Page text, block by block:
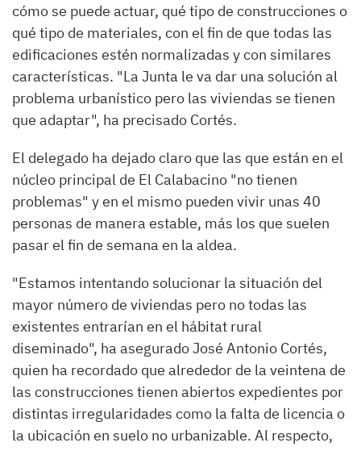
cómo se puede actuar, qué tipo de construcciones o
qué tipo de materiales, con el fin de que todas las
edificaciones estén normalizadas y con similares
características. "La Junta le va dar una solución al
problema urbanístico pero las viviendas se tienen
que adaptar", ha precisado Cortés.
El delegado ha dejado claro que las que están en el
núcleo principal de El Calabacino "no tienen
problemas" y en el mismo pueden vivir unas 40
personas de manera estable, más los que suelen
pasar el fin de semana en la aldea.
"Estamos intentando solucionar la situación del
mayor número de viviendas pero no todas las
existentes entrarían en el hábitat rural
diseminado", ha asegurado José Antonio Cortés,
quien ha recordado que alrededor de la veintena de
las construcciones tienen abiertos expedientes por
distintas irregularidades como la falta de licencia o
la ubicación en suelo no urbanizable. Al respecto,